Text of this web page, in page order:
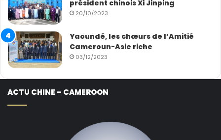
président chinois Xi Jinping
20/10/2023
Yaoundé, les chœurs de l’Amitié
Cameroun-Asie riche
03/12/2023
ACTU CHINE – CAMEROON